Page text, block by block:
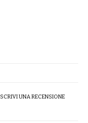
SCRIVI UNA RECENSIONE